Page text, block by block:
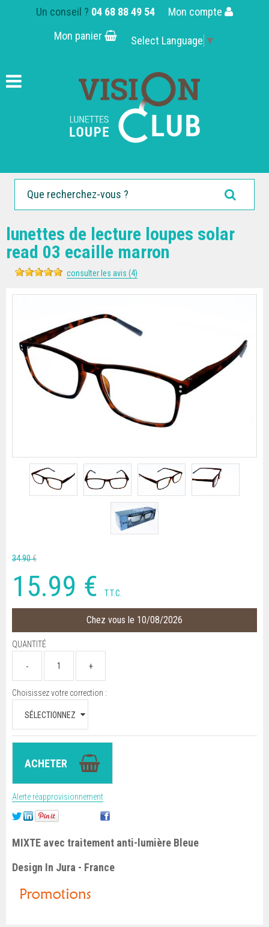
Un conseil ? 04 68 88 49 54
Mon compte
Mon panier
Select Language ▼
lunettes de lecture loupes solar
read 03 ecaille marron
consulter les avis (4)
34.90€
15.99 € T.T.C.
Chez vous le 10/08/2026
QUANTITÉ
Choisissez votre correction :
Alerte réapprovisionnement
MIXTE avec traitement anti-lumière Bleue
Design In Jura - France